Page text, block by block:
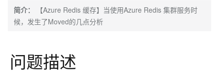
简介：
【Azure Redis 缓存】当使用Azure Redis 集群服务时
候，发生了Moved的几点分析
问题描述